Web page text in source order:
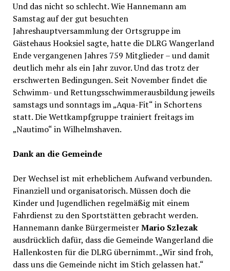
Und das nicht so schlecht. Wie Hannemann am
Samstag auf der gut besuchten
Jahreshauptversammlung der Ortsgruppe im
Gästehaus Hooksiel sagte, hatte die DLRG Wangerland
Ende vergangenen Jahres 759 Mitglieder – und damit
deutlich mehr als ein Jahr zuvor. Und das trotz der
erschwerten Bedingungen. Seit November findet die
Schwimm- und Rettungsschwimmerausbildung jeweils
samstags und sonntags im „Aqua-Fit“ in Schortens
statt. Die Wettkampfgruppe trainiert freitags im
„Nautimo“ in Wilhelmshaven.
Dank an die Gemeinde
Der Wechsel ist mit erheblichem Aufwand verbunden.
Finanziell und organisatorisch. Müssen doch die
Kinder und Jugendlichen regelmäßig mit einem
Fahrdienst zu den Sportstätten gebracht werden.
Hannemann danke BürgermeisterMario Szlezak
ausdrücklich dafür, dass die Gemeinde Wangerland die
Hallenkosten für die DLRG übernimmt. „Wir sind froh,
dass uns die Gemeinde nicht im Stich gelassen hat.“